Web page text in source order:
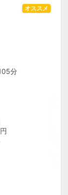
オススメ
分